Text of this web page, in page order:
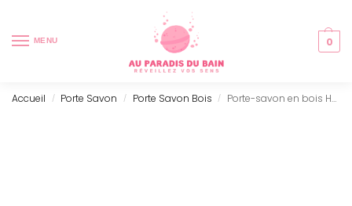
MENU 0
Accueil / Porte Savon / Porte Savon Bois / Porte-savon en bois Hemu – ondulé